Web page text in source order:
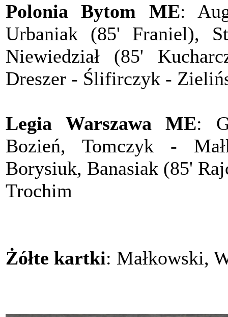
Polonia Bytom ME:
Urbaniak (85' Franiel),
Niewiedział (85'
Dreszer - Ślifirczyk -
Legia Warszawa ME:
Bozień, Tomczyk -
Borysiuk, Banasiak (85'
Trochim
Żółte kartki: Małkowski,